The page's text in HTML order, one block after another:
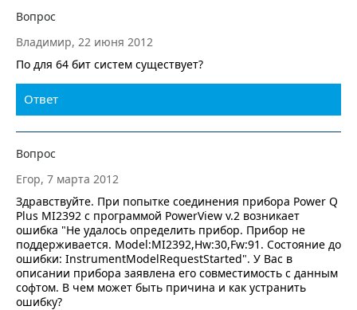
Вопрос
Владимир, 22 июня 2012
По для 64 бит систем существует?
Ответ
Вопрос
Егор, 7 марта 2012
Здравствуйте. При попытке соединения прибора Power Q
Plus MI2392 с программой PowerView v.2 возникает
ошибка "Не удалось определить прибор. Прибор не
поддерживается. Model:MI2392,Hw:30,Fw:91. Состояние до
ошибки: InstrumentModelRequestStarted". У Вас в
описании прибора заявлена его совместимость с данным
софтом. В чем может быть причина и как устранить
ошибку?